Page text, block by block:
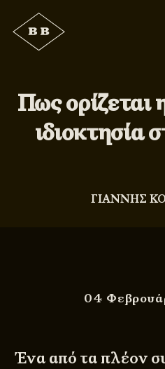
Πως ορίζεται
ιδιοκτησία
ΓΙΑΝΝΗΣ
04
Ένα από τα πλέον